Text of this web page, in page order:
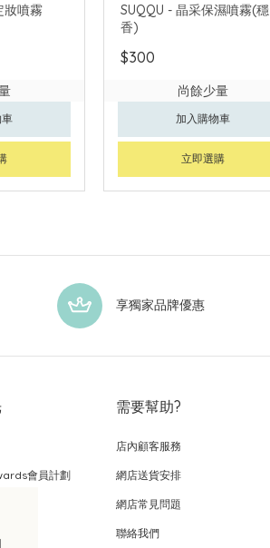
妝噴霧
SUQQU - 晶采保濕噴霧(穩
香)
$300
尚餘少量
加入購物車
立即選購
享獨家品牌優惠
會員計劃
需要幫助?
店內顧客服務
網店送貨安排
網店常見問題
聯絡我們